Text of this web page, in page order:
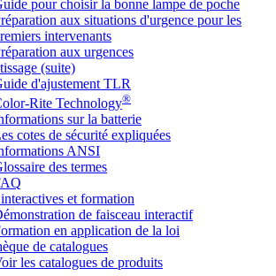
pour choisir la bonne lampe de poche
aux situations d'urgence pour les
intervenants
aux urgences
(suite)
d'ajustement TLR
Rite Technology®
sur la batterie
cotes de sécurité expliquées
ANSI
des termes
et formation
de faisceau interactif
en application de la loi
de catalogues
les catalogues de produits